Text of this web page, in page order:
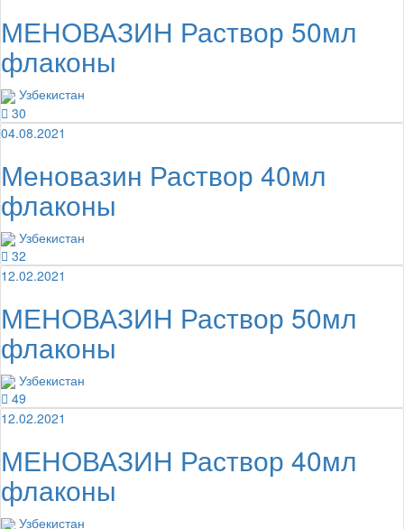
МЕНОВАЗИН Раствор 50мл
флаконы
Узбекистан
30
04.08.2021
Меновазин Раствор 40мл
флаконы
Узбекистан
32
12.02.2021
МЕНОВАЗИН Раствор 50мл
флаконы
Узбекистан
49
12.02.2021
МЕНОВАЗИН Раствор 40мл
флаконы
Узбекистан